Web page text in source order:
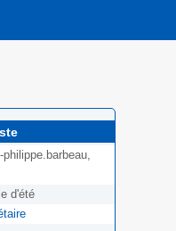
philippe.barbeau,
d'été